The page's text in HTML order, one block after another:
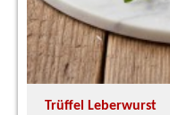
Trüffel Leberwurst